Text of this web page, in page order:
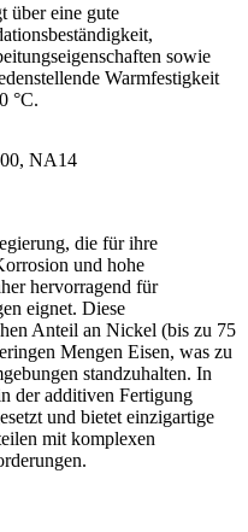
über eine gute
sowie
Warmfestigkeit
°C.
NA14
die für ihre
und hohe
hervorragend für
eignet. Diese
Anteil an Nickel (bis zu 75
Mengen Eisen, was zu
standzuhalten. In
der additiven Fertigung
und bietet einzigartige
mit komplexen